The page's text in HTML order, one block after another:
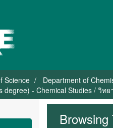
Science Department of
degree) - Chemical Studies / วิท